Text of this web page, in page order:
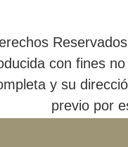
con fines
y su
previo por